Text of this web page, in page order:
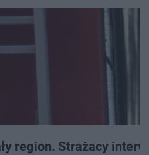
region. Strażacy